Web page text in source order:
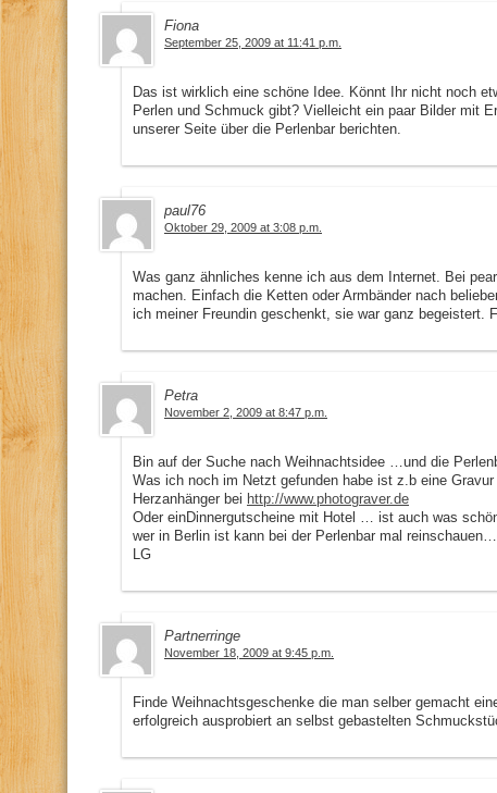
Fiona
September 25, 2009 at 11:41 p.m.
Das ist wirklich eine schöne Idee. Könnt Ihr nicht noch
Perlen und Schmuck gibt? Vielleicht ein paar Bilder mit
unserer Seite über die Perlenbar berichten.
paul76
Oktober 29, 2009 at 3:08 p.m.
Was ganz ähnliches kenne ich aus dem Internet. Bei
machen. Einfach die Ketten oder Armbänder nach
ich meiner Freundin geschenkt, sie war ganz begeistert.
Petra
November 2, 2009 at 8:47 p.m.
Bin auf der Suche nach Weihnachtsidee …und die
Was ich noch im Netzt gefunden habe ist z.b eine
Herzanhänger bei http://www.photograver.de
Oder einDinnergutscheine mit Hotel … ist auch was
wer in Berlin ist kann bei der Perlenbar mal
LG
Partnerringe
November 18, 2009 at 9:45 p.m.
Finde Weihnachtsgeschenke die man selber gemacht
erfolgreich ausprobiert an selbst gebastelten